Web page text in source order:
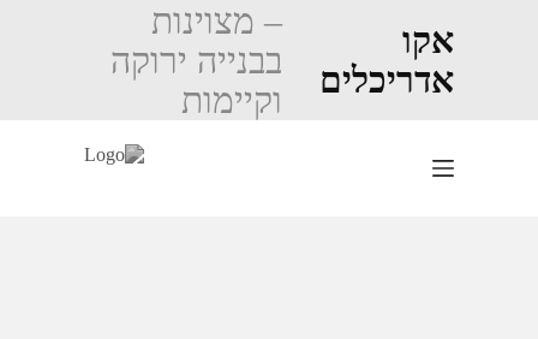
אקו
אדריכלים
– מצוינות
בבנייה ירוקה
וקיימות